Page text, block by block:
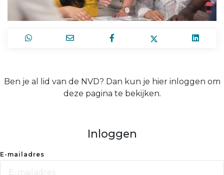
Ben je al lid van de NVD? Dan kun je hier inloggen om
deze pagina te bekijken.
Inloggen
E-mailadres